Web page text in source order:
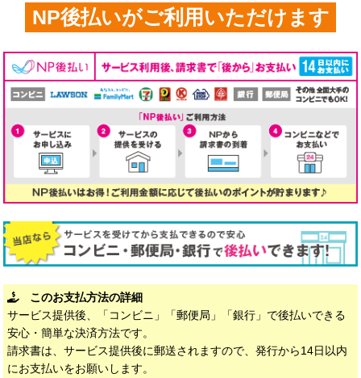
NP後払いがご利用いただけます
このお支払方法の詳細
サービス提供後、「コンビニ」「郵便局」「銀行」で後払いできる
安心・簡単な決済方法です。
請求書は、サービス提供後に郵送されますので、発行から14日以内
にお支払いをお願いします。